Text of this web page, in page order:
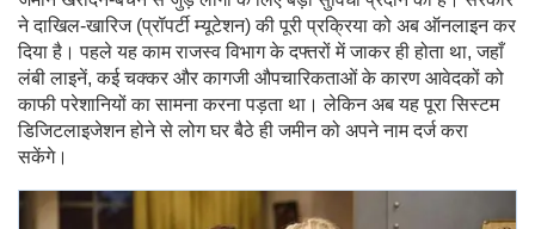
ने दाखिल-खारिज (प्रॉपर्टी म्यूटेशन) की पूरी प्रक्रिया को अब ऑनलाइन कर
दिया है। पहले यह काम राजस्व विभाग के दफ्तरों में जाकर ही होता था, जहाँ
लंबी लाइनें, कई चक्कर और कागजी औपचारिकताओं के कारण आवेदकों को
काफी परेशानियों का सामना करना पड़ता था। लेकिन अब यह पूरा सिस्टम
डिजिटलाइजेशन होने से लोग घर बैठे ही जमीन को अपने नाम दर्ज करा
सकेंगे।